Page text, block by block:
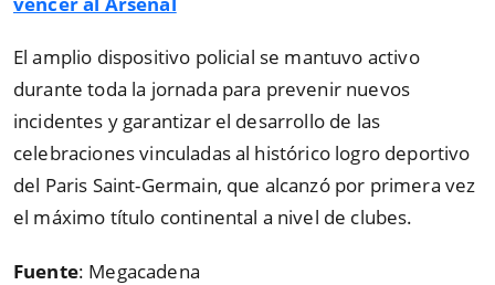
El amplio dispositivo policial se mantuvo activo
durante toda la jornada para prevenir nuevos
incidentes y garantizar el desarrollo de las
celebraciones vinculadas al histórico logro deportivo
del Paris Saint-Germain, que alcanzó por primera vez
el máximo título continental a nivel de clubes.
Fuente: Megacadena